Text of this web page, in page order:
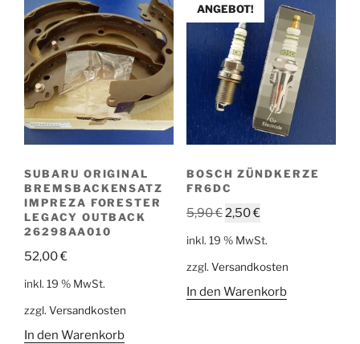
SUBARU ORIGINAL
BREMSBACKENSATZ
IMPREZA FORESTER
LEGACY OUTBACK
26298AA010
52,00€
inkl. 19 % MwSt.
zzgl. Versandkosten
In den Warenkorb
ANGEBOT!
BOSCH ZÜNDKERZE
FR6DC
5,90€ Ursprünglicher
5,90 €
2,50€Aktueller
2,50 €.
inkl. 19 % MwSt.
zzgl. Versandkosten
In den Warenkorb